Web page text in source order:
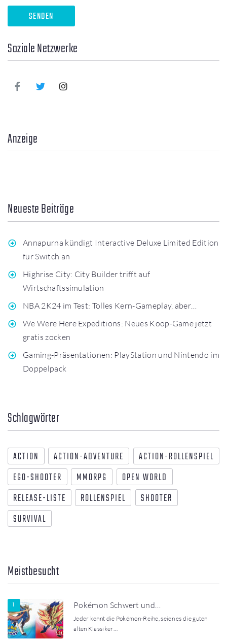
Soziale Netzwerke
Anzeige
Neueste Beiträge
Annapurna kündigt Interactive Deluxe Limited Edition
für Switch an
Highrise City: City Builder trifft auf
Wirtschaftssimulation
NBA 2K24 im Test: Tolles Kern-Gameplay, aber…
We Were Here Expeditions: Neues Koop-Game jetzt
gratis zocken
Gaming-Präsentationen: PlayStation und Nintendo im
Doppelpack
Schlagwörter
ACTION ACTION-ADVENTURE
ACTION-ROLLENSPIEL
EGO-SHOOTER
MMORPG
OPEN WORLD
RELEASE-LISTE
ROLLENSPIEL
SHOOTER
SURVIVAL
Meistbesucht
Pokémon Schwert und…
Jeder kennt die Pokémon-Reihe, seien es die guten
alten Klassiker…